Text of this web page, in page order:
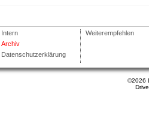
Intern
Archiv
Datenschutzerklärung
Weiterempfehlen
©2026